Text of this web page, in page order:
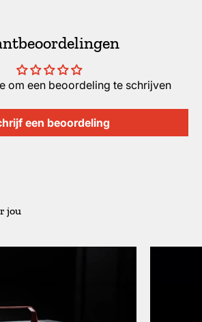
om een beoordeling te schrijven
een beoordeling